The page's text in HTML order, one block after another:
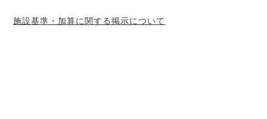
施設基準・加算に関する掲示について